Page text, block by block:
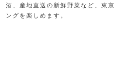
酒、産地直送の新鮮野菜など、東
ングを楽しめます。